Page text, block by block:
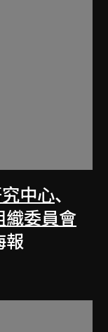
中心、
織委員會
報